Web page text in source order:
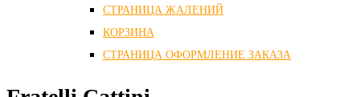
СТРАНИЦА ЖАЛЕНИЙ
КОРЗИНА
СТРАНИЦА ОФОРМЛЕНИЕ ЗАКАЗА